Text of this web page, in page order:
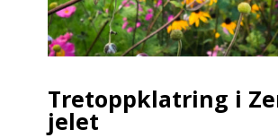
Tretoppklatring i
jelet